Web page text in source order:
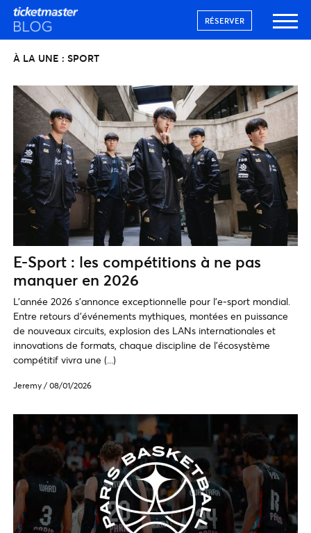
RÉSERVER
À LA UNE : SPORT
E-Sport : les compétitions à ne pas
manquer en 2026
L’année 2026 s’annonce exceptionnelle pour l’e‑sport mondial.
Entre retours d’événements mythiques, montées en puissance
de nouveaux circuits, explosion des LANs internationales et
innovations de formats, chaque discipline de l’écosystème
compétitif vivra une (...)
Jeremy / 08/01/2026